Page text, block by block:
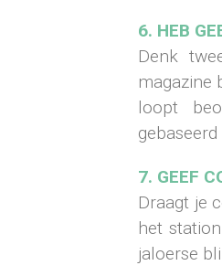
6. HEB
Denk
magazine
loopt
7. GEEF
Draagt je
het
jaloerse